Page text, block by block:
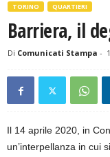
TORINO QUARTIERI
Barriera, il
Di Comunicati Stampa -
Il 14 aprile 2020, in
un’interpellanza in cui